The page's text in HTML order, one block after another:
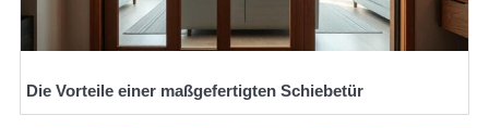
Die Vorteile einer maßgefertigten Schiebetür